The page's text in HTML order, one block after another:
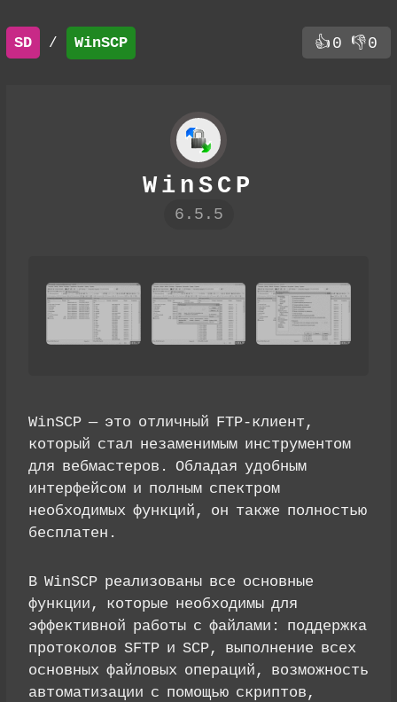
SD / WinSCP 👍 0 👎0
WinSCP
6.5.5
WinSCP — это отличный FTP-клиент,
который стал незаменимым инструментом
для вебмастеров. Обладая удобным
интерфейсом и полным спектром
необходимых функций, он также полностью
бесплатен.
В WinSCP реализованы все основные
функции, которые необходимы для
эффективной работы с файлами: поддержка
протоколов SFTP и SCP, выполнение всех
основных файловых операций, возможность
автоматизации с помощью скриптов,